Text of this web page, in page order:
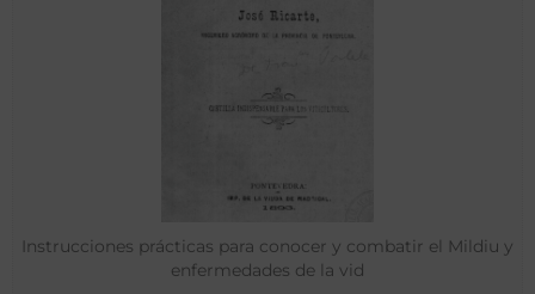
Instrucciones prácticas para conocer y combatir el Mildiu y
enfermedades de la vid